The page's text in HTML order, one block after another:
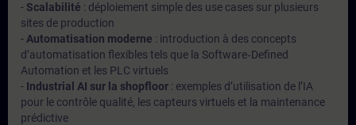
- Scalabilité : déploiement simple des use cases sur plusieurs
sites de production
- Automatisation moderne : introduction à des concepts
d’automatisation flexibles tels que la Software‑Defined
Automation et les PLC virtuels
- Industrial AI sur la shopfloor : exemples d’utilisation de l’IA
pour le contrôle qualité, les capteurs virtuels et la maintenance
prédictive